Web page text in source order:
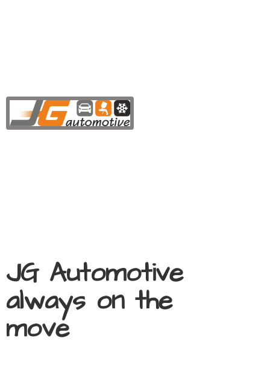
JG Automotive
always on the
move